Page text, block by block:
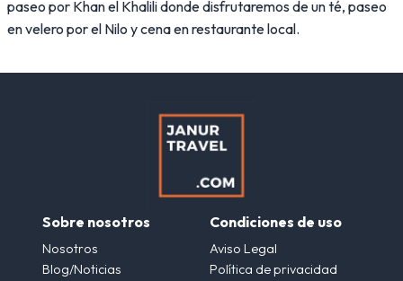
paseo por Khan el Khalili donde disfrutaremos de un té, paseo
en velero por el Nilo y cena en restaurante local.
Sobre nosotros
Nosotros
Blog/Noticias
Condiciones de uso
Aviso Legal
Política de privacidad